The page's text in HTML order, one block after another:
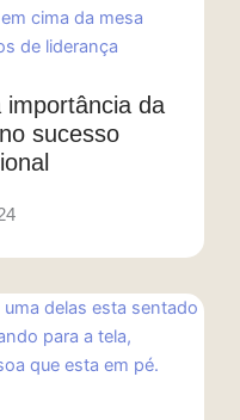
importância da
sucesso